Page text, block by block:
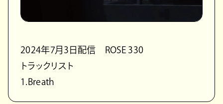
2024年7月3日配信 ROSE 330
トラックリスト
1.Breath